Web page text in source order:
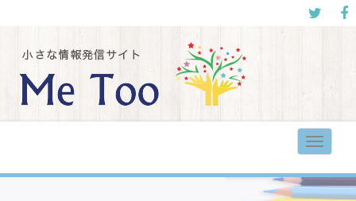
Toggle